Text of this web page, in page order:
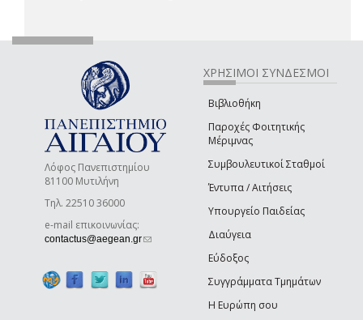
Λόφος Πανεπιστημίου
81100 Μυτιλήνη
Τηλ. 22510 36000
e-mail επικοινωνίας:
contactus@aegean.gr(link sends e-mail)
ΧΡΗΣΙΜΟΙ ΣΥΝΔΕΣΜΟΙ
Βιβλιοθήκη
Παροχές Φοιτητικής
Μέριμνας
Συμβουλευτικοί Σταθμοί
Έντυπα / Αιτήσεις
Υπουργείο Παιδείας
Διαύγεια
Εύδοξος
Συγγράμματα Τμημάτων
Η Ευρώπη σου